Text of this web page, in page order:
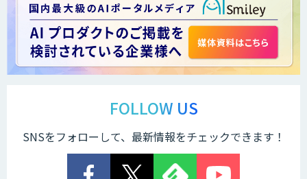
＜Dify活用＞AIエージェントDRIVE
する「TIMEWELL BASE」
WARP NEXT
FOLLOW US
SNSをフォローして、最新情報をチェックできます！